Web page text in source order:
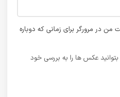
من در مرورگر برای زمانی که دوباره
عکس ها را به بررسی خود